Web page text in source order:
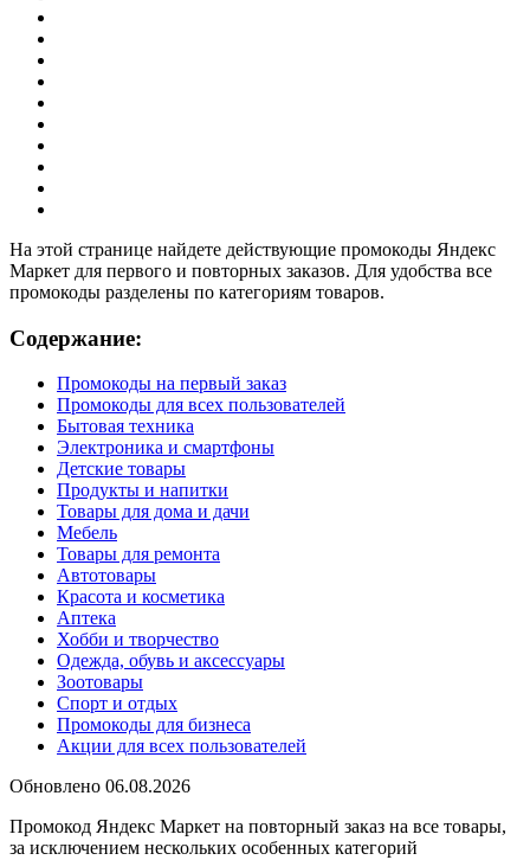
На этой странице найдете действующие промокоды Яндекс
Маркет для первого и повторных заказов. Для удобства все
промокоды разделены по категориям товаров.
Содержание:
Промокоды на первый заказ
Промокоды для всех пользователей
Бытовая техника
Электроника и смартфоны
Детские товары
Продукты и напитки
Товары для дома и дачи
Мебель
Товары для ремонта
Автотовары
Красота и косметика
Аптека
Хобби и творчество
Одежда, обувь и аксессуары
Зоотовары
Спорт и отдых
Промокоды для бизнеса
Акции для всех пользователей
Обновлено 06.08.2026
Промокод Яндекс Маркет на повторный заказ на все товары,
за исключением нескольких особенных категорий